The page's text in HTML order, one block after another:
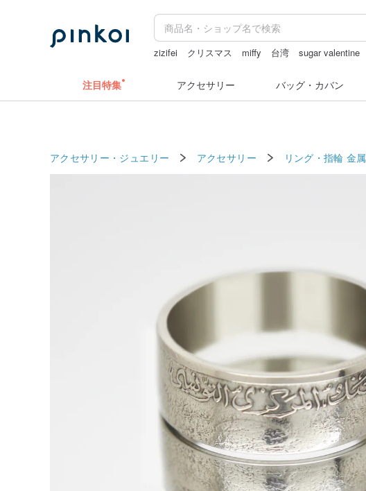
zizifei クリスマス miffy 台湾 sugar valentine
注目特集 アクセサリー バッグ・カバン
アクセサリー・ジュエリー アクセサリー リング・指輪 金属